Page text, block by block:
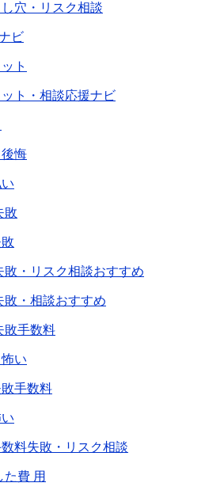
穴・リスク相談
ビ
ト
ト・相談応援ナビ
悔
敗
敗・リスク相談おすすめ
敗・相談おすすめ
敗手数料
い
手数料
料失敗・リスク相談
た費 用